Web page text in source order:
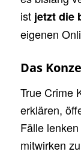
ist jetzt die
eigenen
Das
True Crime
erklären,
Fälle
mitwirken